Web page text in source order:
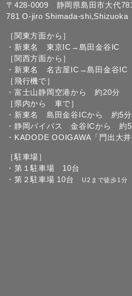
〒428-0009 静岡県島田市大代
781 O-jiro Shimada-shi,Shizuoka
［関東方面から］
・新東名 東京IC→島田金谷IC
［関西方面から］
・新東名 名古屋IC→島田金谷
［飛行機で］
・富士山静岡空港から 約20分
［県内から 車で］
・新東名 島田金谷ICから 約5分
・静岡バイパス 金谷ICから 約
・KADODE OOIGAWA「門出大
［駐車場］
・第１駐車場 10台
・第２駐車場 10台
U2まで徒歩1分